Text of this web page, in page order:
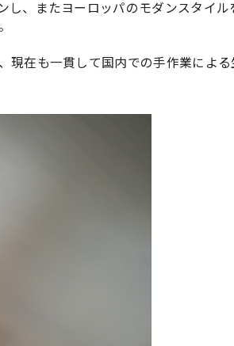
し、またヨーロッパのモダンスタイル
現在も一貫して国内での手作業によ